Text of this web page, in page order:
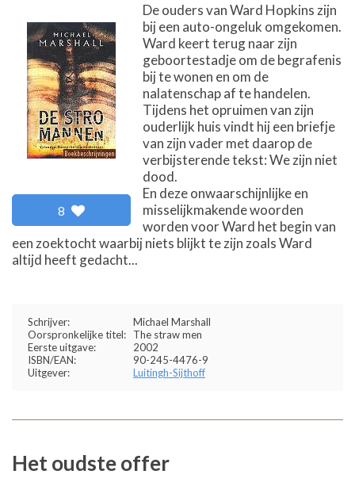
8
De ouders van Ward Hopkins zijn
bij een auto-ongeluk omgekomen.
Ward keert terug naar zijn
geboortestadje om de begrafenis
bij te wonen en om de
nalatenschap af te handelen.
Tijdens het opruimen van zijn
ouderlijk huis vindt hij een briefje
van zijn vader met daarop de
verbijsterende tekst: We zijn niet
dood.
En deze onwaarschijnlijke en
misselijkmakende woorden
worden voor Ward het begin van
een zoektocht waarbij niets blijkt te zijn zoals Ward
altijd heeft gedacht...
Schrijver:
Michael Marshall
Oorspronkelijke titel:
The straw men
Eerste uitgave:
2002
ISBN/EAN:
90-245-4476-9
Uitgever:
Luitingh-Sijthoff
Het oudste offer